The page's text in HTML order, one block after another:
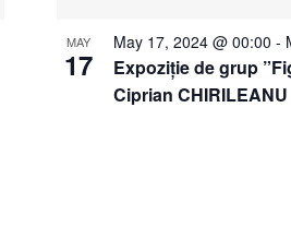
MAY
17
Expoziție de grup
Ciprian CHIRILEANU
May 17, 2024 @ 00:00 -